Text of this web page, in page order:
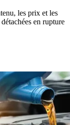
les prix et les
en rupture